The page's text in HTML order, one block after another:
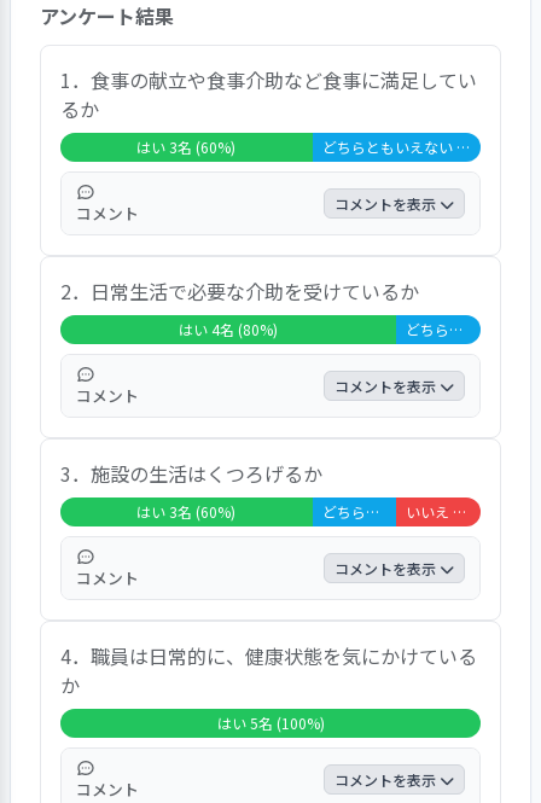
４０．０％が「大変満足」または「満足」と回答
し、「どちらともいえない」が４０．０％、「不
満」が２０．０％であった。
項目別で見ると、＜サービスの提供＞に関する４
設問中２設問において、大変高い満足度であっ
た。特に、「体調を聞いてくれるか」では全員が
「はい」と回答する大変高い満足度が得られてい
る。
＜安心・快適性＞に関する４設問は２設問におい
て、大変高い満足度であった。特に、「施設内の
清潔な環境」では全員が「はい」と回答する大変
高い満足度が得られている。
＜利用者個人の尊重＞に関する４設問は１設問に
おいて、大変高い満足度であった。「プライバシ
ー保護」では全員が「はい」と回答する大変高い
内容説明」では、さらに高い満足度が望まれる結
果であった。
＜不満や要望への対応＞において、「不満や要望
への対応」は４０．０％の満足度が得られてい
る。
アンケート結果
1．食事の献立や食事介助など食事に満足してい
るか
はい 3名 (60%) どちらともいえない 2名 (40%)
コメント コメントを表示
「はい」が６０．０％、「どちらともいえな
い」が４０．０％であった。自由意見では、
「カレーが好きです。麺類が美味しいで
す」、「美味しいです」、「大丈夫です」と
いう声が聞かれた。
2．日常生活で必要な介助を受けているか
はい 4名 (80%) どちらともいえない 1名 (20%)
コメント コメントを表示
「はい」が８０．０％、「どちらともいえな
い」が２０．０％であり、大変高い満足度で
あった。自由意見では、「冗談を言ってくれ
るから楽しいです」、「トイレの介助は大変
助かっています」、「しっかりやってくれま
す」という声が聞かれた。
3．施設の生活はくつろげるか
はい 3名 (60%) どちらともいえない 1名 (20%) いいえ 1名 (20%)
コメント コメントを表示
「はい」が６０．０％、「どちらともいえな
い」が２０．０％、「いいえ」が２０．０％
であった。自由意見では、「塗り絵や間違い
探しをやったり、紙で花を作ったりして楽し
んでいます」、「大丈夫です」、「寝ていま
す」という声が聞かれた。
4．職員は日常的に、健康状態を気にかけている
か
はい 5名 (100%)
コメント コメントを表示